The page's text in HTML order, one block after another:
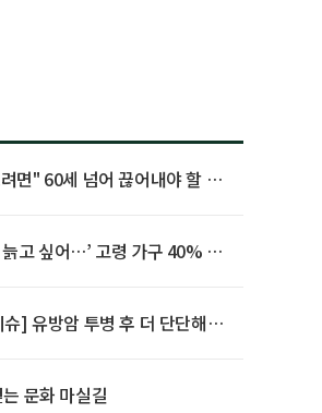
면" 60세 넘어 끊어내야 할 사
늙고 싶어…’ 고령 가구 40% 노
] 유방암 투병 후 더 단단해진
문화 마실길